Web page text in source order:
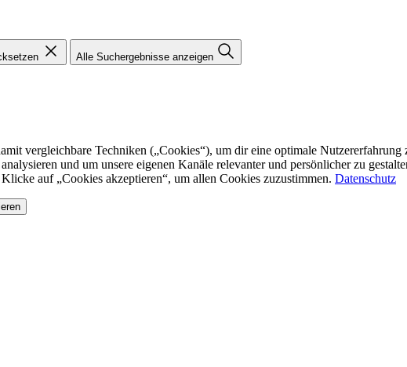
Alle Suchergebnisse anzeigen
vergleichbare Techniken („Cookies“), um dir eine optimale
und um unsere eigenen Kanäle relevanter und persönlicher zu
auf „Cookies akzeptieren“, um allen Cookies zuzustimmen. Datenschutz